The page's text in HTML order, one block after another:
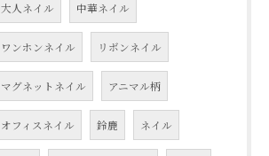
大人ネイル 中華ネイル
ワンホンネイル リボンネイル
マグネットネイル アニマル柄
オフィスネイル 鈴鹿 ネイル